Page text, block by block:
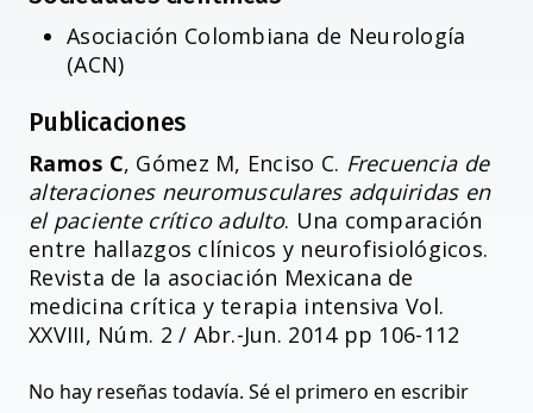
Asociación Colombiana de Neurología
(ACN)
Publicaciones
Ramos C, Gómez M, Enciso C. Frecuencia de
alteraciones neuromusculares adquiridas en
el paciente crítico adulto. Una comparación
entre hallazgos clínicos y neurofisiológicos.
Revista de la asociación Mexicana de
medicina crítica y terapia intensiva Vol.
XXVIII, Núm. 2 / Abr.-Jun. 2014 pp 106-112
No hay reseñas todavía. Sé el primero en escribir